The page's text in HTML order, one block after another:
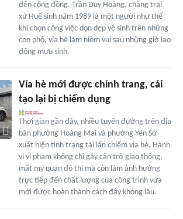
đến cộng đồng. Trần Duy Hoàng, chàng trai
xứ Huế sinh năm 1989 là một người như thế
khi chọn công việc dọn dẹp vệ sinh trên những
con phố, vỉa hè làm niềm vui sau những giờ lao
động mưu sinh.
Vỉa hè mới được chỉnh trang, cải
tạo lại bị chiếm dụng
Thời gian gần đây, nhiều tuyến đường trên địa
bàn phường Hoàng Mai và phường Yên Sở
xuất hiện tình trạng tái lấn chiếm vỉa hè. Hành
vi vi phạm không chỉ gây cản trở giao thông,
mất mỹ quan đô thị mà còn làm ảnh hưởng
trực tiếp đến chất lượng của công trình vừa
mới được hoàn thành cách đây không lâu.